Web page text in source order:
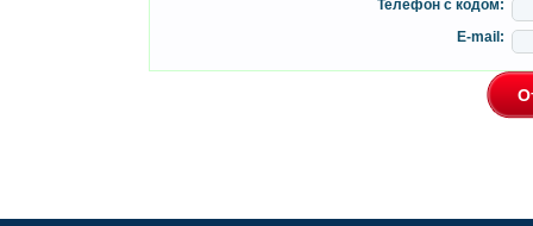
Телефон с кодом:
E-mail: